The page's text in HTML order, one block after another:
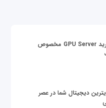
قیمت سرور گرافیکی | خرید GPU Server مخصوص
دیجیتال شما در عصر